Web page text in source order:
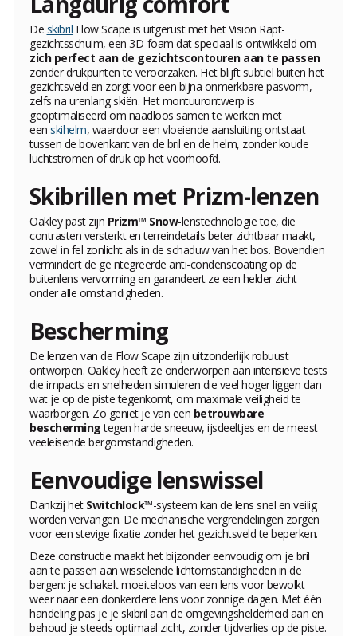
De skibril Flow Scape is uitgerust met het Vision Rapt-
gezichtsschuim, een 3D-foam dat speciaal is ontwikkeld om
zich perfect aan de gezichtscontouren aan te passen
zonder drukpunten te veroorzaken. Het blijft subtiel buiten het
gezichtsveld en zorgt voor een bijna onmerkbare pasvorm,
zelfs na urenlang skiën. Het montuurontwerp is
geoptimaliseerd om naadloos samen te werken met
een skihelm, waardoor een vloeiende aansluiting ontstaat
tussen de bovenkant van de bril en de helm, zonder koude
luchtstromen of druk op het voorhoofd.
Skibrillen met Prizm-lenzen
Oakley past zijn Prizm™ Snow-lenstechnologie toe, die
contrasten versterkt en terrein­details beter zichtbaar maakt,
zowel in fel zonlicht als in de schaduw van het bos. Bovendien
vermindert de geïntegreerde anti-condenscoating op de
buitenlens vervorming en garandeert ze een helder zicht
onder alle omstandigheden.
Bescherming
De lenzen van de Flow Scape zijn uitzonderlijk robuust
ontworpen. Oakley heeft ze onderworpen aan intensieve tests
die impacts en snelheden simuleren die veel hoger liggen dan
wat je op de piste tegenkomt, om maximale veiligheid te
waarborgen. Zo geniet je van een betrouwbare
beschermingtegen harde sneeuw, ijsdeeltjes en de meest
veeleisende bergomstandigheden.
Eenvoudige lenswissel
Dankzij het Switchlock™-systeem kan de lens snel en veilig
worden vervangen. De mechanische vergrendelingen zorgen
voor een stevige fixatie zonder het gezichtsveld te beperken.
Deze constructie maakt het bijzonder eenvoudig om je bril
aan te passen aan wisselende lichtomstandigheden in de
bergen: je schakelt moeiteloos van een lens voor bewolkt
weer naar een donkerdere lens voor zonnige dagen. Met één
handeling pas je je skibril aan de omgevingshelderheid aan en
behoud je steeds optimaal zicht, zonder tijdverlies op de piste.